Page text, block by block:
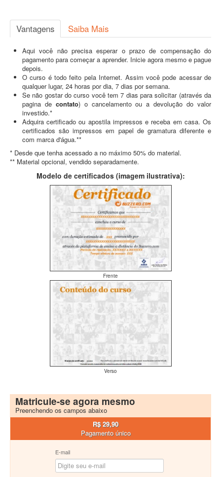
Vantagens Saiba Mais
Aqui você não precisa esperar o prazo de compensação do
pagamento para começar a aprender. Inicie agora mesmo e pague
depois.
O curso é todo feito pela Internet. Assim você pode acessar de
qualquer lugar, 24 horas por dia, 7 dias por semana.
Se não gostar do curso você tem 7 dias para solicitar (através da
pagina de contato) o cancelamento ou a devolução do valor
investido.*
Adquira certificado ou apostila impressos e receba em casa. Os
certificados são impressos em papel de gramatura diferente e
com marca d'água.**
* Desde que tenha acessado a no máximo 50% do material.
** Material opcional, vendido separadamente.
Modelo de certificados (imagem ilustrativa):
Frente
Verso
Matricule-se agora mesmo
Preenchendo os campos abaixo
R$ 29,90
Pagamento único
E-mail